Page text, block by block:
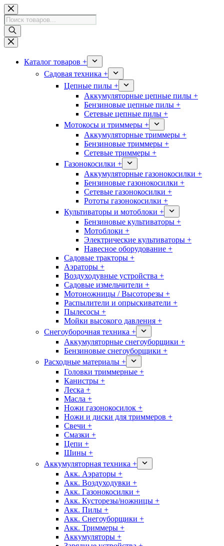
Перейти
к
сути
Поиск
товаров
Каталог товаров +
Садовая техника +
Цепные пилы +
Аккумуляторные цепные пилы +
Бензиновые цепные пилы +
Сетевые цепные пилы +
Мотокосы и триммеры +
Аккумуляторные триммеры +
Бензиновые триммеры +
Сетевые триммеры +
Газонокосилки +
Аккумуляторные газонокосилки +
Бензиновые газонокосилки +
Сетевые газонокосилки +
Рототы газонокосилки +
Культиваторы и мотоблоки +
Бензиновые культиваторы +
Мотоблоки +
Электрические культиваторы +
Навесное оборудование +
Садовые тракторы +
Аэраторы +
Воздуходувные устройства +
Садовые измельчители +
Мотоножницы / Высоторезы +
Распылители и опрыскиватели +
Пылесосы +
Мойки высокого давления +
Снегоуборочная техника +
Аккумуляторные снегоуборщики +
Бензиновые снегоуборщики +
Расходные материалы +
Головки триммерные +
Канистры +
Леска +
Масла +
Ножи газонокосилок +
Ножи и диски для триммеров +
Свечи +
Смазки +
Цепи +
Шины +
Аккумуляторная техника +
Акк. Аэраторы +
Акк. Воздуходувки +
Акк. Газонокосилки +
Акк. Кусторезы/ножницы +
Акк. Пилы +
Акк. Снегоуборщики +
Акк. Триммеры +
Аккумуляторы +